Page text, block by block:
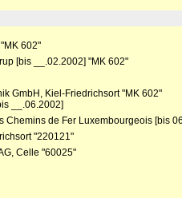
602"
[bis __.02.2002] "MK 602"
GmbH, Kiel-Friedrichsort "MK 602"
__.06.2002]
Chemins de Fer Luxembourgeois [bis
"220121"
Celle "60025"